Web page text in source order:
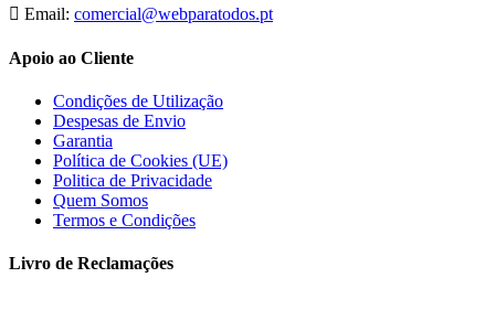
Email: comercial@webparatodos.pt
Apoio ao Cliente
Condições de Utilização
Despesas de Envio
Garantia
Política de Cookies (UE)
Politica de Privacidade
Quem Somos
Termos e Condições
Livro de Reclamações